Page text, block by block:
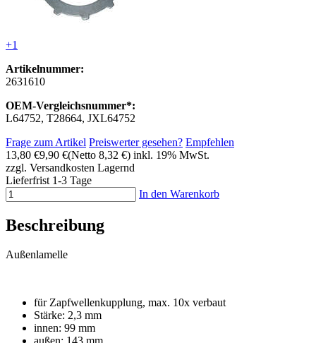
+1
Artikelnummer:
2631610
OEM-Vergleichsnummer*:
L64752, T28664, JXL64752
Frage zum Artikel Preiswerter gesehen? Empfehlen
13,80 €9,90 €(Netto 8,32 €) inkl. 19% MwSt.
zzgl. Versandkosten Lagernd
Lieferfrist 1-3 Tage
In den Warenkorb
Beschreibung
Außenlamelle
für Zapfwellenkupplung, max. 10x verbaut
Stärke: 2,3 mm
innen: 99 mm